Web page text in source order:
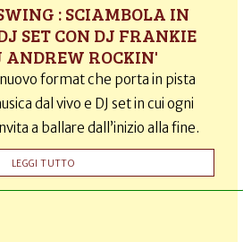
: SCIAMBOLA IN
SET CON DJ FRANKIE
ANDREW ROCKIN'
format che porta in pista
dal vivo e DJ set in cui ogni
a ballare dall’inizio alla fine.
LEGGI TUTTO